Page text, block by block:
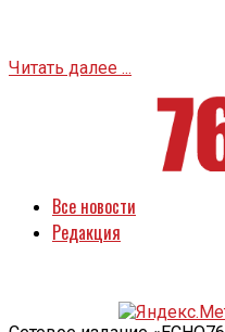
Читать далее ...
Все новости
Редакция